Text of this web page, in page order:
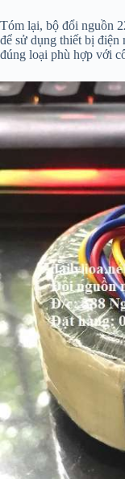
Tóm lại, bộ đổi nguồn
để sử dụng thiết bị điện
đúng loại phù hợp với